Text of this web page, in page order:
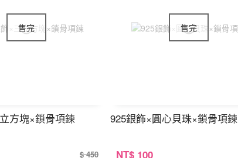
方塊×鎖骨項鍊
$ 450
925銀飾×圓心貝珠×鎖骨項鍊
NT$ 100